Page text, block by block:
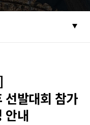
발대회 참가
안내